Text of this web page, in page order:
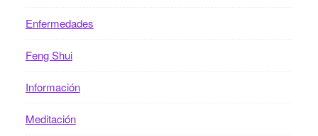
Enfermedades
Feng Shui
Información
Meditación